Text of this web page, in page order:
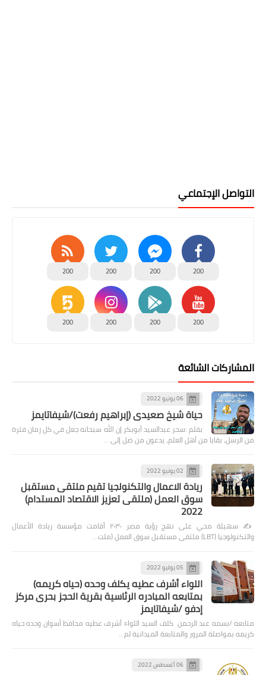
التواصل الإجتماعي
200
200
200
200
200
200
200
200
المشاركات الشائعة
06 يونيو 2022
حياة شيخ صعيدى (إبراهيم رفعت)/شيفاتايمز
بقلم :سحر عبدالسيد أبوبكر إن الله سبحانه جعل في كل زمان فترة
من الرسل، بقايا من أهل العلم، يدعون من ضل إلى …
02 يونيو 2022
ريادة الاعمال والتكنولجيا تقيم ملتقى مستقبل
سوق العمل (ملتقى تعزيز الاقتصاد المستدام)
2022
✍️ سهيلة محي على نهج رؤية مصر ٢٠٣٠ أقامت مؤسسة ريادة الأعمال
والتكنولوجيا (LBT) ملتقى مستقبل سوق العمل (ملت…
05 يوليو 2022
اللواء أشرف عطيه يكلف وحده (حياه كريمه)
بمتابعه المبادره الرئاسية بقرية الحجز بحرى مركز
إدفو /شيفاتايمز
متابعه /بسمه عبد الرحمن كلف السيد اللواء أشرف عطيه محافظ أسوان وحده حياه
كريمه بمواصلة المرور والمتابعة الميدانية لم…
06 أغسطس 2022